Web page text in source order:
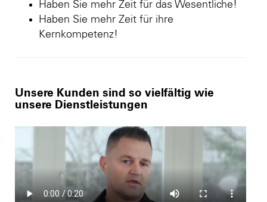
Haben Sie mehr Zeit für das Wesentliche!
Haben Sie mehr Zeit für ihre
Kernkompetenz!
Unsere Kunden sind so vielfältig wie
unsere Dienstleistungen